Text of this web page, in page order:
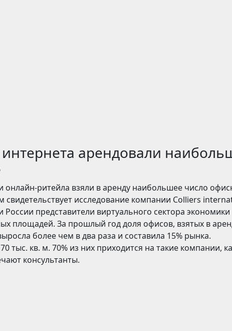
арендовали
онлайн-ритейла взяли в аренду наибольшее число
свидетельствует исследование компании Colliers
представители виртуального сектора экономики
площадей. За прошлый год доля офисов, взятых в
более чем в два раза и составила 15% рынка.
кв. м. 70% из них приходится на такие компании,
консультанты.